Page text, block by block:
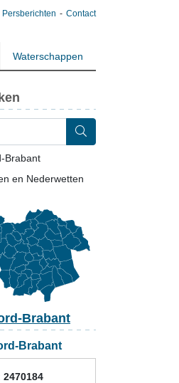
Persberichten Contact
Waterschappen
Brabant
en Nederwetten
Brabant
Brabant
2470184